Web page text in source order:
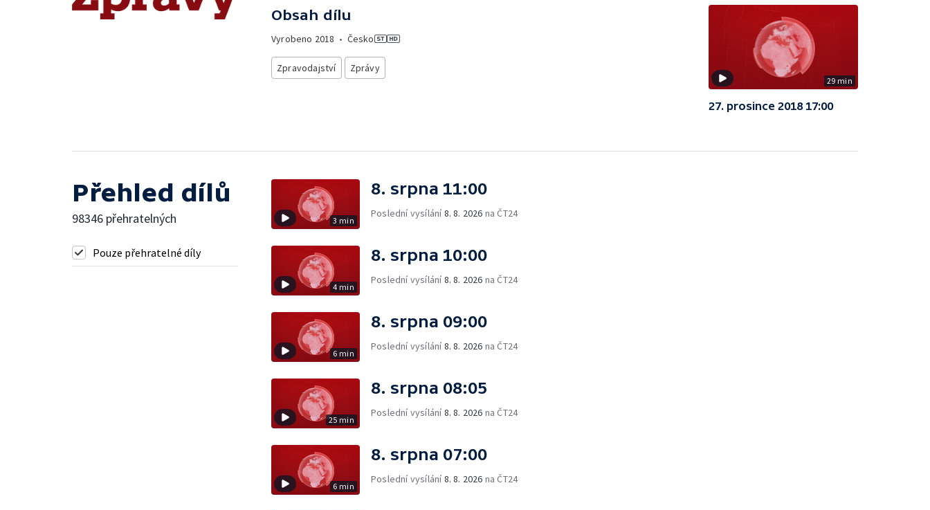
Obsah dílu
Vyrobeno 2018 • Česko
Zpravodajství Zprávy
29 min
27. prosince 2018 17:00
Přehled dílů
98346 přehratelných
Pouze přehratelné díly
3 min
8. srpna 11:00
Poslední vysílání8. 8. 2026 na ČT24
4 min
8. srpna 10:00
Poslední vysílání8. 8. 2026 na ČT24
6 min
8. srpna 09:00
Poslední vysílání8. 8. 2026 na ČT24
25 min
8. srpna 08:05
Poslední vysílání8. 8. 2026 na ČT24
6 min
8. srpna 07:00
Poslední vysílání8. 8. 2026 na ČT24